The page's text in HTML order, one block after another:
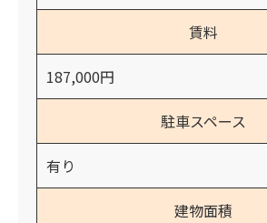
賃料
187,000円
駐車スペース
有り
建物面積